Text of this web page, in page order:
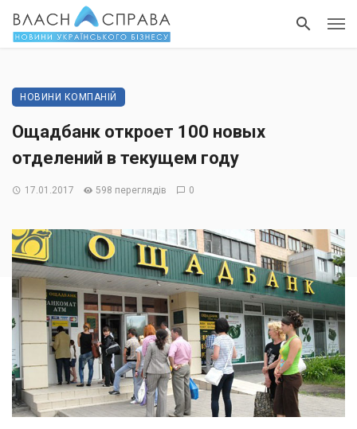
НОВИНИ КОМПАНІЙ
Ощадбанк откроет 100 новых
отделений в текущем году
17.01.2017 598 переглядів 0